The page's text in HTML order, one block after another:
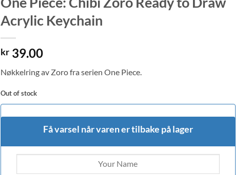
Acrylic Keychain
kr39.00
Nøkkelring av Zoro fra serien One Piece.
Out of stock
Få varsel når varen er tilbake på lager